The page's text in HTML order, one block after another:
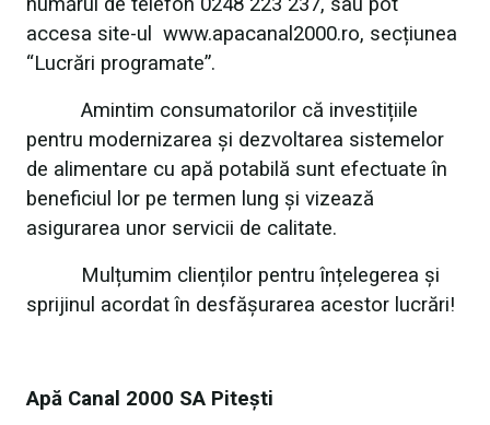
accesa site-ul www.apacanal2000.ro, secțiunea
“Lucrări programate”.
Amintim consumatorilor că investițiile
pentru modernizarea și dezvoltarea sistemelor
de alimentare cu apă potabilă sunt efectuate în
beneficiul lor pe termen lung și vizează
asigurarea unor servicii de calitate.
Mulțumim clienților pentru înțelegerea și
sprijinul acordat în desfășurarea acestor lucrări!
Apă Canal 2000 SA Piteşti